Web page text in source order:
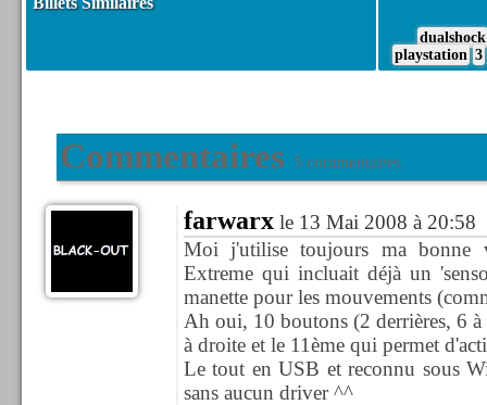
dualshock
playstation 3
Commentaires 5 commentaires
farwarxle 13 Mai 2008 à 20:58
Moi j'utilise toujours ma bonne
Extreme qui incluait déjà un
manette pour les mouvements
Ah oui, 10 boutons (2 derrières, 6
à droite et le 11ème qui permet
Le tout en USB et reconnu sous
sans aucun driver ^^